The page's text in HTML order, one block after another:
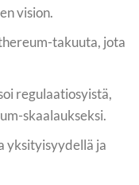
vision.
takuuta, jota
regulaatiosyistä,
skaalaukseksi.
yksityisyydellä ja